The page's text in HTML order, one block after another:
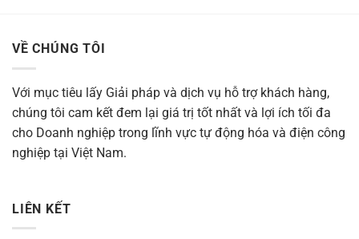
VỀ CHÚNG TÔI
Với mục tiêu lấy Giải pháp và dịch vụ hỗ trợ khách hàng,
chúng tôi cam kết đem lại giá trị tốt nhất và lợi ích tối đa
cho Doanh nghiệp trong lĩnh vực tự động hóa và điện công
nghiệp tại Việt Nam.
LIÊN KẾT